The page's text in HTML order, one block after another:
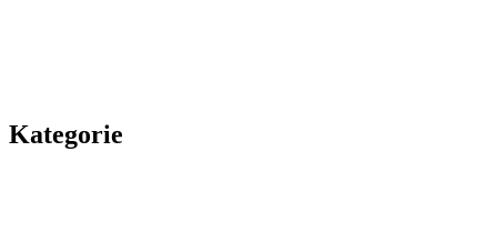
Kategorie